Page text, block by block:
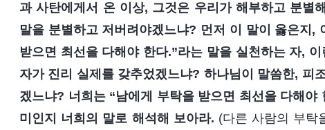
과 사탄에게서 온 이상, 그것은 우리가 해부하고 분별
말을 분별하고 저버려야겠느냐? 먼저 이 말이 옳은지
받으면 최선을 다해야 한다.”라는 말을 실천하는 자,
자가 진리 실제를 갖추었겠느냐? 하나님이 말씀한, 피
겠느냐? 너희는 “남에게 부탁을 받으면 최선을 다해
미인지 너희의 말로 해석해 보아라. (다른 사람의 부탁